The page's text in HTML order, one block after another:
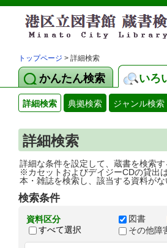
トップページ > 詳細検索
かんたん検索 いろ
詳細検索 典拠検索 ジャンル検索
詳細検索
詳細な条件を設定して、蔵書を検索す
※カセットおよびデイジーCDの貸出
本・雑誌を検索し、該当する資料が
検索条件
資料区分
すべて選択
図書
その他